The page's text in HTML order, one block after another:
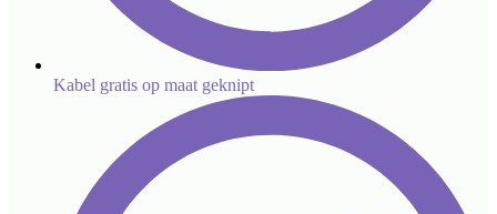
Kabel gratis op maat geknipt